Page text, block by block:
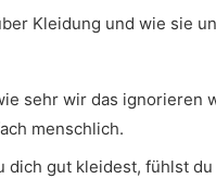
Kleidung und wie sie
sehr wir das ignorieren
menschlich.
dich gut kleidest, fühlst